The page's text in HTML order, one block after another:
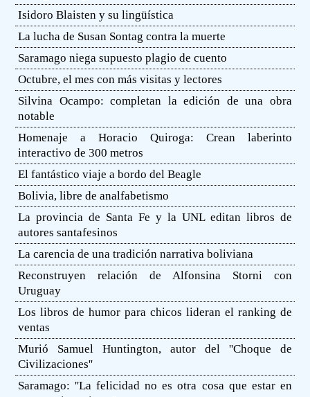
Isidoro Blaisten y su lingüística
La lucha de Susan Sontag contra la muerte
Saramago niega supuesto plagio de cuento
Octubre, el mes con más visitas y lectores
Silvina Ocampo: completan la edición de una obra
notable
Homenaje a Horacio Quiroga: Crean laberinto
interactivo de 300 metros
El fantástico viaje a bordo del Beagle
Bolivia, libre de analfabetismo
La provincia de Santa Fe y la UNL editan libros de
autores santafesinos
La carencia de una tradición narrativa boliviana
Reconstruyen relación de Alfonsina Storni con
Uruguay
Los libros de humor para chicos lideran el ranking de
ventas
Murió Samuel Huntington, autor del ''Choque de
Civilizaciones''
Saramago: ''La felicidad no es otra cosa que estar en